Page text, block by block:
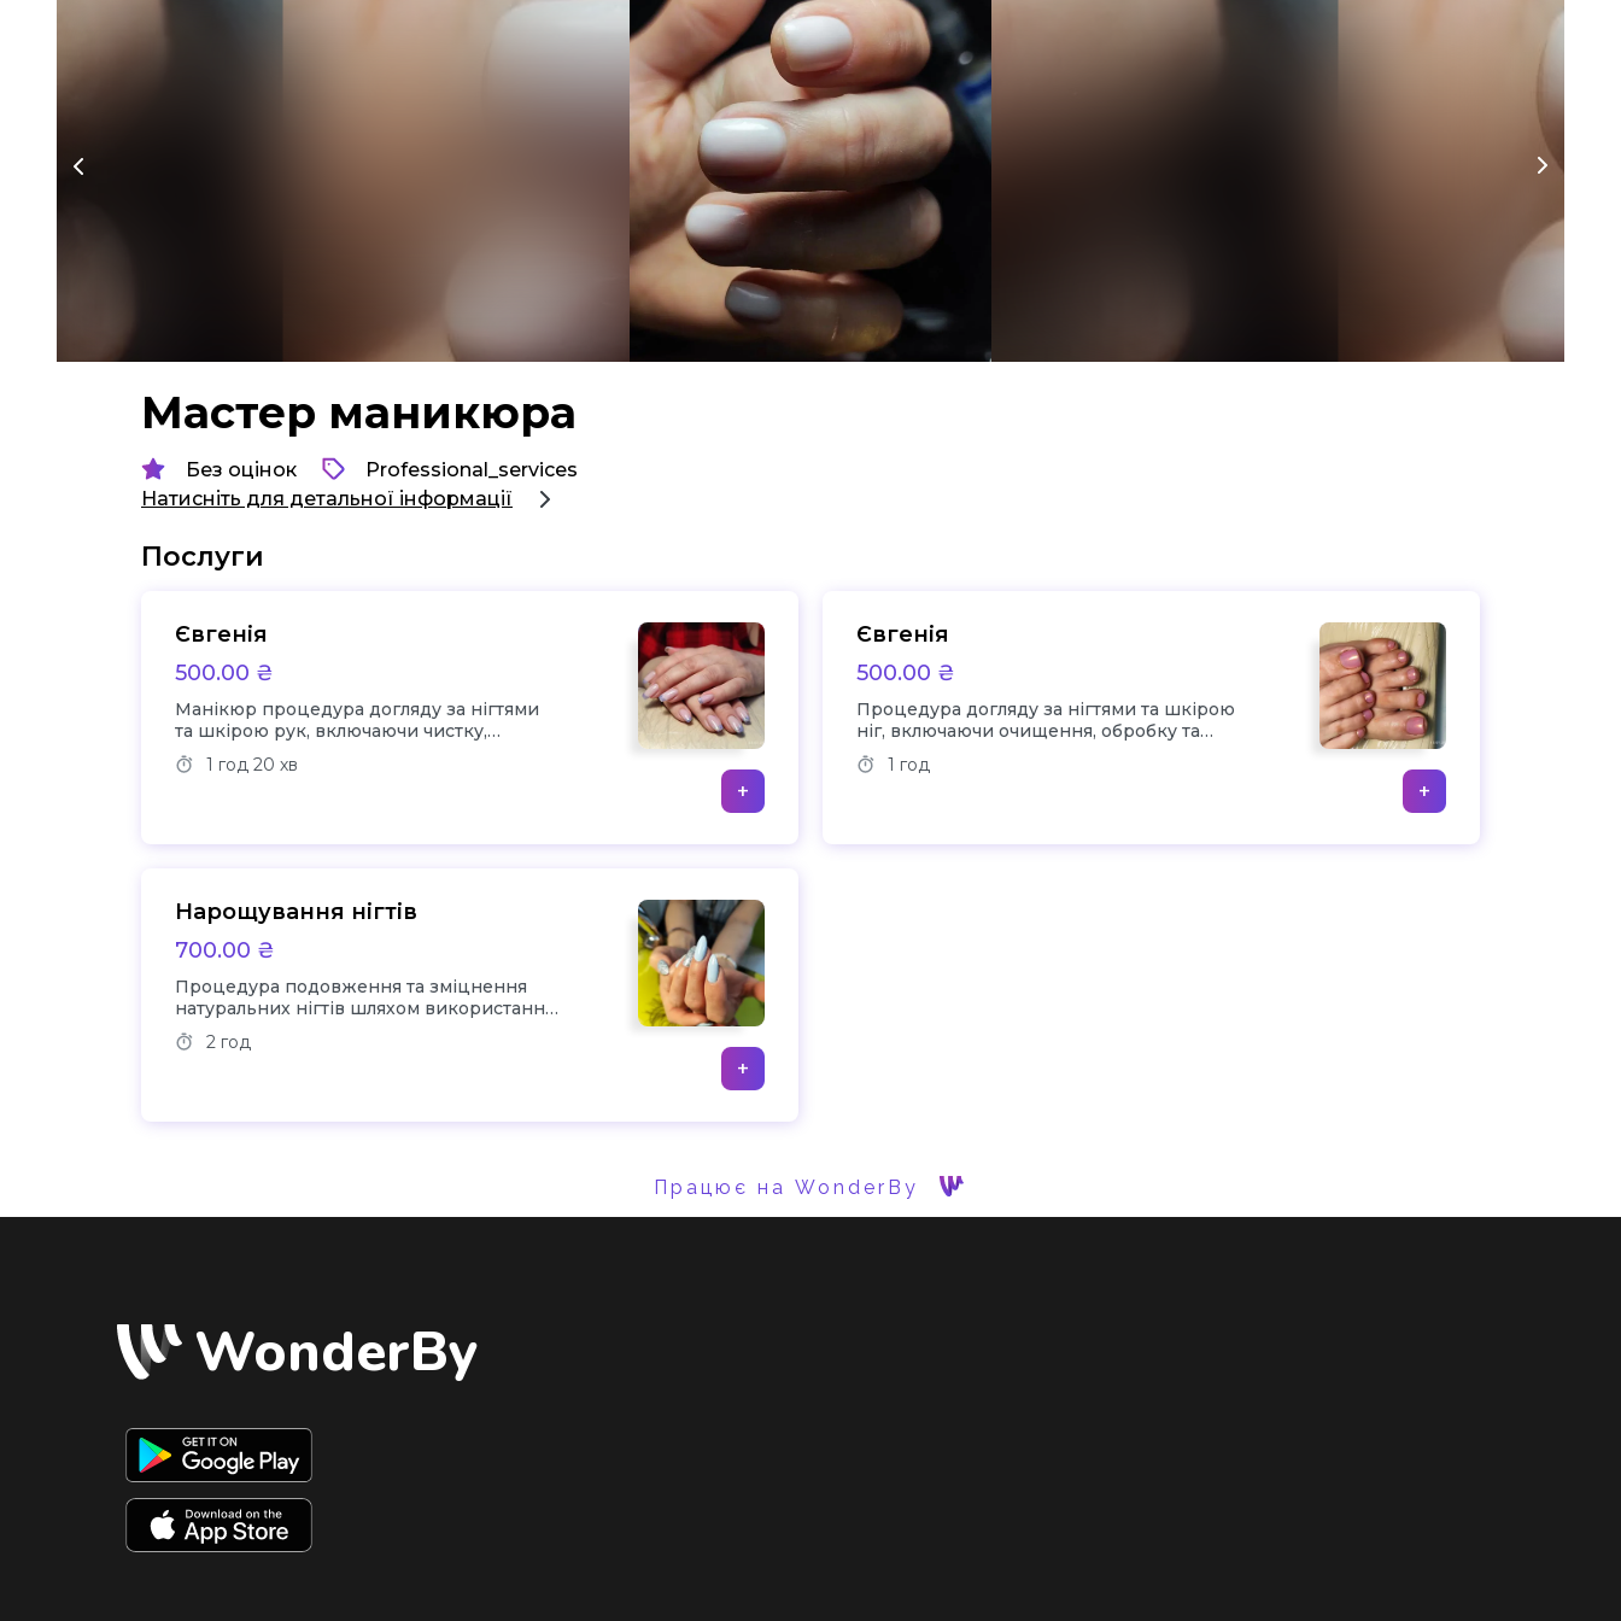
Мастер маникюра
Без оцінок
Professional_services
Натисніть для детальної інформації
Послуги
Євгенія
500.00 ₴
Манікюр процедура догляду за нігтями
та шкірою рук, включаючи чистку,
обробку та покриття лаком
1 год 20 хв
+
Євгенія
500.00 ₴
Процедура догляду за нігтями та шкірою
ніг, включаючи очищення, обробку та
масаж, покриття гель лаком
1 год
+
Нарощування нігтів
700.00 ₴
Процедура подовження та зміцнення
натуральних нігтів шляхом використання
гелів або акрилу
2 год
+
Працює на WonderBy
WonderBy